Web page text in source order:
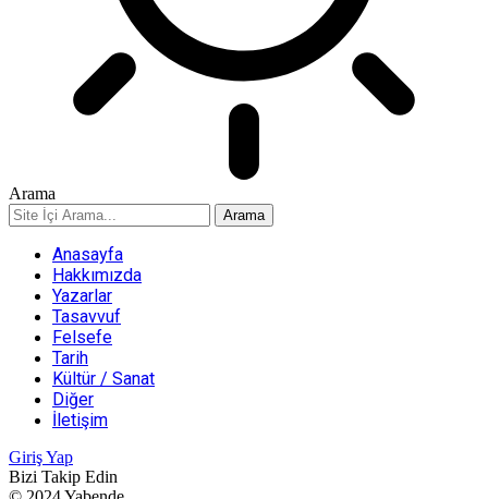
Arama
Anasayfa
Hakkımızda
Yazarlar
Tasavvuf
Felsefe
Tarih
Kültür / Sanat
Diğer
İletişim
Giriş Yap
Bizi Takip Edin